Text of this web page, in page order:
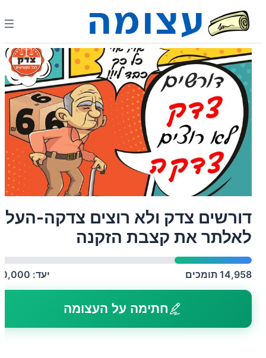
דורשים צדק ולא רוצים צדקה-העלו
לאלתר את קצבת הזקנה
14,958 תומכים יעד:
חתימה על העצומה